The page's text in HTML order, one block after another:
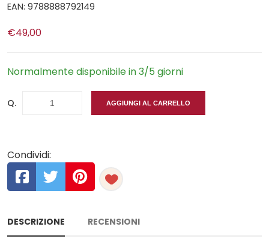
EAN: 9788888792149
€49,00
Normalmente disponibile in 3/5 giorni
Q. AGGIUNGI AL CARRELLO
Condividi:
DESCRIZIONE RECENSIONI